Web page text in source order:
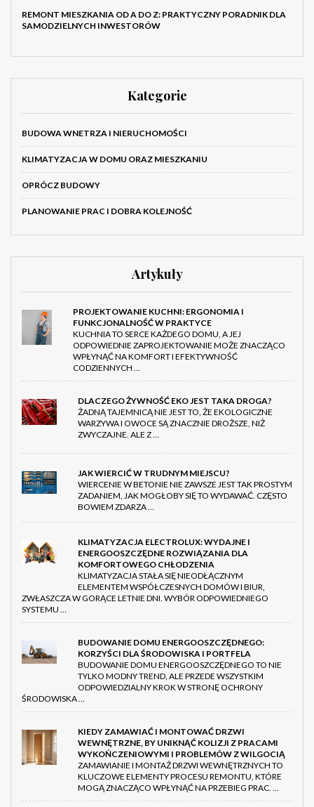
REMONT MIESZKANIA OD A DO Z: PRAKTYCZNY PORADNIK DLA
SAMODZIELNYCH INWESTORÓW
Kategorie
BUDOWA WNETRZA I NIERUCHOMOŚCI
KLIMATYZACJA W DOMU ORAZ MIESZKANIU
OPRÓCZ BUDOWY
PLANOWANIE PRAC I DOBRA KOLEJNOŚĆ
Artykuły
PROJEKTOWANIE KUCHNI: ERGONOMIA I
FUNKCJONALNOŚĆ W PRAKTYCE
KUCHNIA TO SERCE KAŻDEGO DOMU, A JEJ
ODPOWIEDNIE ZAPROJEKTOWANIE MOŻE ZNACZĄCO
WPŁYNĄĆ NA KOMFORT I EFEKTYWNOŚĆ
CODZIENNYCH …
DLACZEGO ŻYWNOŚĆ EKO JEST TAKA DROGA?
ŻADNĄ TAJEMNICĄ NIE JEST TO, ŻE EKOLOGICZNE
WARZYWA I OWOCE SĄ ZNACZNIE DROŻSZE, NIŻ
ZWYCZAJNE. ALE Z …
JAK WIERCIĆ W TRUDNYM MIEJSCU?
WIERCENIE W BETONIE NIE ZAWSZE JEST TAK PROSTYM
ZADANIEM, JAK MOGŁOBY SIĘ TO WYDAWAĆ. CZĘSTO
BOWIEM ZDARZA …
KLIMATYZACJA ELECTROLUX: WYDAJNE I
ENERGOOSZCZĘDNE ROZWIĄZANIA DLA
KOMFORTOWEGO CHŁODZENIA
KLIMATYZACJA STAŁA SIĘ NIEODŁĄCZNYM
ELEMENTEM WSPÓŁCZESNYCH DOMÓW I BIUR,
ZWŁASZCZA W GORĄCE LETNIE DNI. WYBÓR ODPOWIEDNIEGO
SYSTEMU …
BUDOWANIE DOMU ENERGOOSZCZĘDNEGO:
KORZYŚCI DLA ŚRODOWISKA I PORTFELA
BUDOWANIE DOMU ENERGOOSZCZĘDNEGO TO NIE
TYLKO MODNY TREND, ALE PRZEDE WSZYSTKIM
ODPOWIEDZIALNY KROK W STRONĘ OCHRONY
ŚRODOWISKA …
KIEDY ZAMAWIAĆ I MONTOWAĆ DRZWI
WEWNĘTRZNE, BY UNIKNĄĆ KOLIZJI Z PRACAMI
WYKOŃCZENIOWYMI I PROBLEMÓW Z WILGOCIĄ
ZAMAWIANIE I MONTAŻ DRZWI WEWNĘTRZNYCH TO
KLUCZOWE ELEMENTY PROCESU REMONTU, KTÓRE
MOGĄ ZNACZĄCO WPŁYNĄĆ NA PRZEBIEG PRAC. …